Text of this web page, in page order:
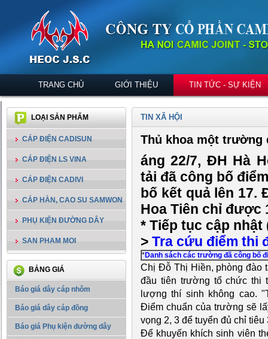
TRANG CHỦ GIỚI THIỆU TIN TỨC - SỰ KIỆN
LOẠI SẢN PHẨM
CÁP ĐIỆN CADISUN
CÁP ĐIỆN LS VINA
CÁP ĐIỆN CADIVI
CÁP HÀN, CAO SU SAMWON
PHỤ KIỆN ĐƯỜNG DÂY
SAN PHAM MOI
BẢNG GIÁ
Báo giá dây cáp nhôm
Báo giá dây cáp đồng
Báo giá Phụ kiện đường dây
TIN XÃ HỘI
Thủ khoa một trường
áng 22/7, ĐH Hà
tải đã công bố
bố kết quả lên 17.
Hoa Tiên chỉ được
* Tiếp tục cập nhật
> Tra cứu điểm thi
*Danh sách các trường đã công bố
Chị Đỗ Thị Hiền, phòng đào
đầu tiên trường tổ chức thi
lượng thí sinh không cao.
Điểm chuẩn của trường sẽ
vọng 2, 3 để tuyển đủ chỉ
Để khuyến khích sinh viên